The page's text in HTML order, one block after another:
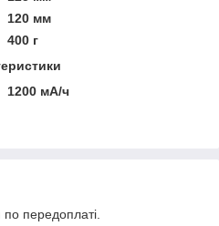
120 мм
400 г
1200 мА/ч
по передоплаті.